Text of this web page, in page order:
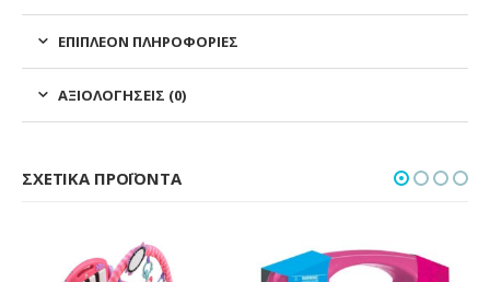
ΕΠΙΠΛΈΟΝ ΠΛΗΡΟΦΟΡΊΕΣ
ΑΞΙΟΛΟΓΉΣΕΙΣ (0)
ΣΧΕΤΙΚΆ ΠΡΟΪΌΝΤΑ